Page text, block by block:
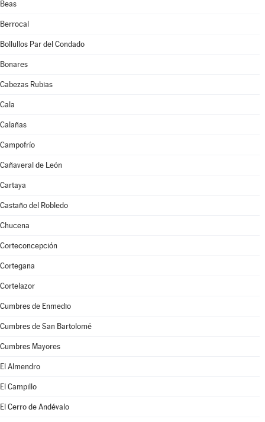
Beas
Berrocal
Bollullos Par del Condado
Bonares
Cabezas Rubias
Cala
Calañas
Campofrío
Cañaveral de León
Cartaya
Castaño del Robledo
Chucena
Corteconcepción
Cortegana
Cortelazor
Cumbres de Enmedio
Cumbres de San Bartolomé
Cumbres Mayores
El Almendro
El Campillo
El Cerro de Andévalo